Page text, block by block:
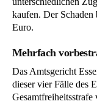
kaufen. Der
Euro.
Mehrfach
Das Amtsgericht
dieser vier Fälle des
Gesamtfreiheitsstrafe